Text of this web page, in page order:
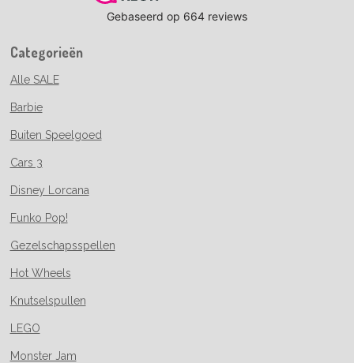
Categorieën
Alle SALE
Barbie
Buiten Speelgoed
Cars 3
Disney Lorcana
Funko Pop!
Gezelschapsspellen
Hot Wheels
Knutselspullen
LEGO
Monster Jam